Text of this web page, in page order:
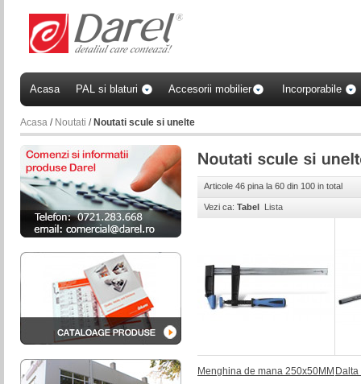
Articole 46 pina la 60 din 100 in total
Vezi ca: Tabel Lista
Menghina de mana 250x50MM
Acasa PAL si blaturi Accesorii mobilier Incorporabile
Acasa / Noutati / Noutati scule si unelte